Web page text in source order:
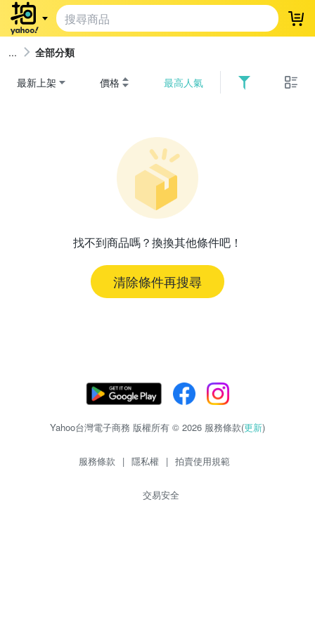
登
全部分類
最新上架 價格 最高人氣
找不到商品嗎？換換其他條件吧！
清除條件再搜尋
Yahoo台灣電子商務 版權所有 © 2026 服務條款(更新)
服務條款 | 隱私權 | 拍賣使用規範
交易安全